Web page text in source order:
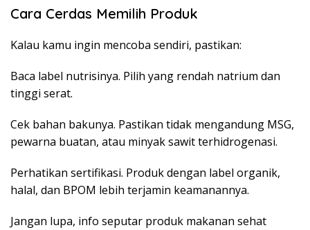
Cara Cerdas Memilih Produk
Kalau kamu ingin mencoba sendiri, pastikan:
Baca label nutrisinya. Pilih yang rendah natrium dan
tinggi serat.
Cek bahan bakunya. Pastikan tidak mengandung MSG,
pewarna buatan, atau minyak sawit terhidrogenasi.
Perhatikan sertifikasi. Produk dengan label organik,
halal, dan BPOM lebih terjamin keamanannya.
Jangan lupa, info seputar produk makanan sehat